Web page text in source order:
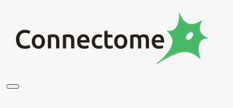
содержимому
Курсы по НЛП и коучингу. НЛП-